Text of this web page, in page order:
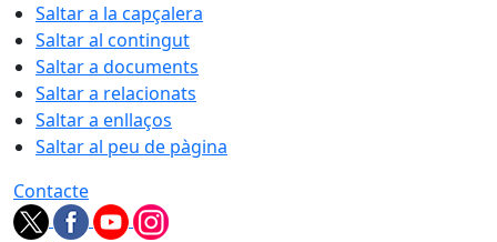
Saltar a la capçalera
Saltar al contingut
Saltar a documents
Saltar a relacionats
Saltar a enllaços
Saltar al peu de pàgina
Contacte